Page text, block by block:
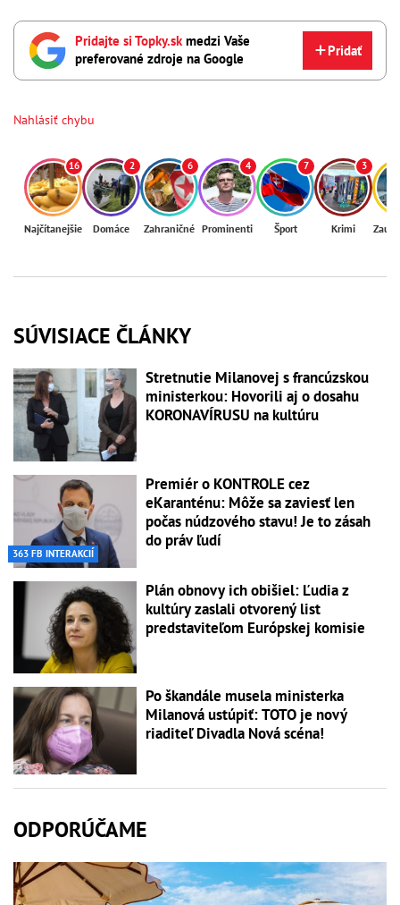
Pridajte si Topky.skmedzi Vaše
preferované zdroje na Google
Pridať
Nahlásiť chybu
16
Najčítanejšie
2
Domáce
6
Zahraničné
4
Prominenti
7
Šport
3
Krimi
SÚVISIACE ČLÁNKY
Stretnutie Milanovej s francúzskou
ministerkou: Hovorili aj o dosahu
KORONAVÍRUSU na kultúru
363 FB INTERAKCIÍ
Premiér o KONTROLE cez
eKaranténu: Môže sa zaviesť len
počas núdzového stavu! Je to zásah
do práv ľudí
Plán obnovy ich obišiel: Ľudia z
kultúry zaslali otvorený list
predstaviteľom Európskej komisie
Po škandále musela ministerka
Milanová ustúpiť: TOTO je nový
riaditeľ Divadla Nová scéna!
ODPORÚČAME